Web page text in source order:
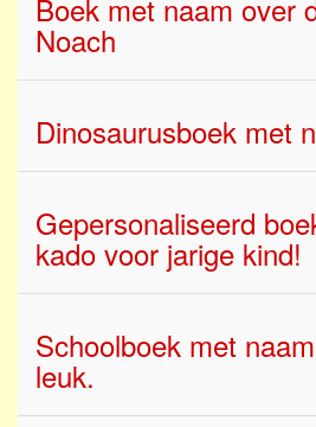
Boek met naam over
Noach
Dinosaurusboek met
Gepersonaliseerd
kado voor jarige kind!
Schoolboek met
leuk.